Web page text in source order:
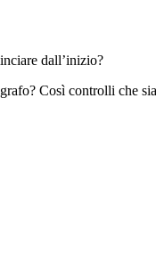
dall’inizio?
Così controlli che